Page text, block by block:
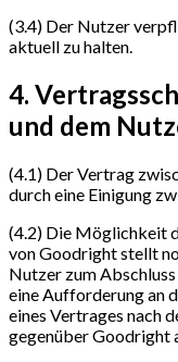
(3.4) Der Nutzer
aktuell zu halten.
4.
und dem
(4.1) Der Vertrag
durch eine Einigung
(4.2) Die Möglichkeit
von Goodright stellt
Nutzer zum
eine Aufforderung an
eines Vertrages nach
gegenüber Goodright